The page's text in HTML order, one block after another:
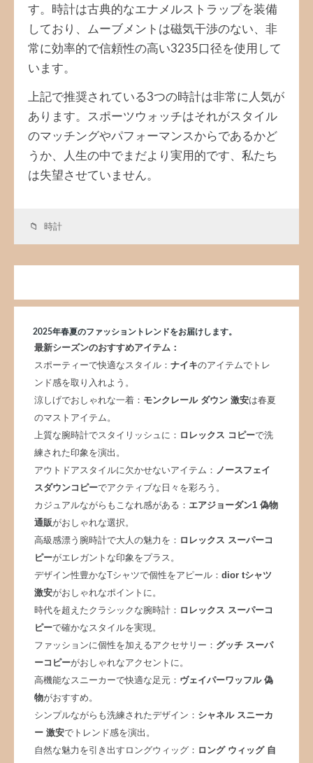
す。時計は古典的なエナメルストラップを装備
しており、ムーブメントは磁気干渉のない、非
常に効率的で信頼性の高い3235口径を使用して
います。
上記で推奨されている3つの時計は非常に人気が
あります。スポーツウォッチはそれがスタイル
のマッチングやパフォーマンスからであるかど
うか、人生の中でまだより実用的です、私たち
は失望させていません。
時計
2025年春夏のファッショントレンドをお届けします。
最新シーズンのおすすめアイテム：
スポーティーで快適なスタイル： ナイキのアイテムでトレ
ンド感を取り入れよう。
涼しげでおしゃれな一着： モンクレール ダウン 激安は春夏
のマストアイテム。
上質な腕時計でスタイリッシュに： ロレックス コピーで洗
練された印象を演出。
アウトドアスタイルに欠かせないアイテム： ノースフェイ
スダウンコピーでアクティブな日々を彩ろう。
カジュアルながらもこなれ感がある： エアジョーダン1 偽物
通販がおしゃれな選択。
高級感漂う腕時計で大人の魅力を： ロレックス スーパーコ
ピーがエレガントな印象をプラス。
デザイン性豊かなTシャツで個性をアピール： dior tシャツ
激安がおしゃれなポイントに。
時代を超えたクラシックな腕時計： ロレックス スーパーコ
ピーで確かなスタイルを実現。
ファッションに個性を加えるアクセサリー： グッチ スーパ
ーコピーがおしゃれなアクセントに。
高機能なスニーカーで快適な足元： ヴェイパーワッフル 偽
物がおすすめ。
シンプルながらも洗練されたデザイン： シャネル スニーカ
ー 激安でトレンド感を演出。
自然な魅力を引き出すロングウィッグ： ロング ウィッグ 自